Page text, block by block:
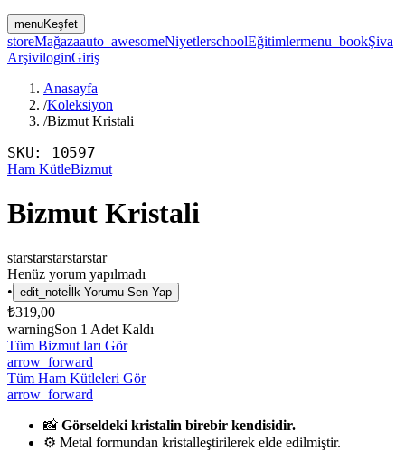
menuKeşfet
storeMağazaauto_awesomeNiyetlerschoolEğitimlermenu_bookŞiva
ArşiviloginGiriş
Anasayfa
/Koleksiyon
/Bizmut Kristali
SKU: 10597
Ham KütleBizmut
Bizmut Kristali
starstarstarstarstar
Henüz yorum yapılmadı
• edit_note İlk Yorumu Sen Yap
₺319,00
warningSon 1 Adet Kaldı
Tüm Bizmut ları Gör
arrow_forward
Tüm Ham Kütleleri Gör
arrow_forward
📸 Görseldeki kristalin birebir kendisidir.
⚙️ Metal formundan kristalleştirilerek elde edilmiştir.